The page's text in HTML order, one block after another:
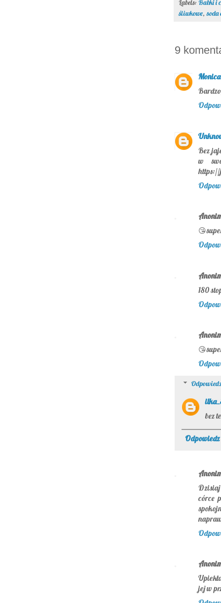
Labels: Babki i
śliwkowe, soda
9
Monica
Bez
w
180
bez
Odpowiedz
córce
jej w